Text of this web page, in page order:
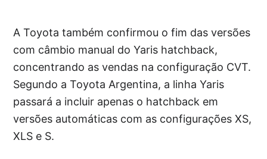
A Toyota também confirmou o fim das versões
com câmbio manual do Yaris hatchback,
concentrando as vendas na configuração CVT.
Segundo a Toyota Argentina, a linha Yaris
passará a incluir apenas o hatchback em
versões automáticas com as configurações XS,
XLS e S.